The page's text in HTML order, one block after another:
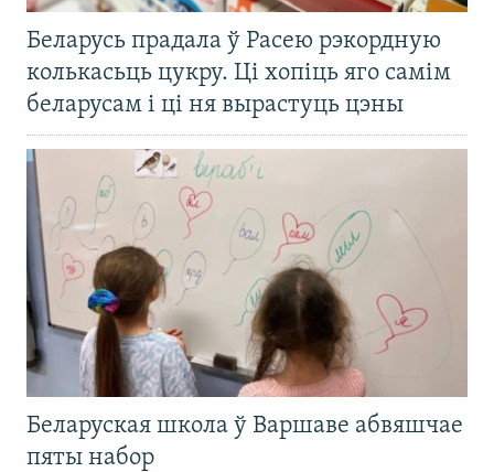
Беларусь прадала ў Расею рэкордную
колькасьць цукру. Ці хопіць яго самім
беларусам і ці ня вырастуць цэны
Беларуская школа ў Варшаве абвяшчае
пяты набор